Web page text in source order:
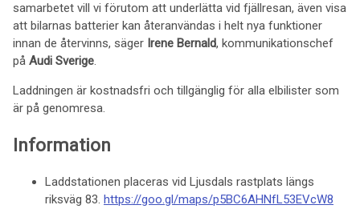
samarbetet vill vi förutom att underlätta vid fjällresan, även visa
att bilarnas batterier kan återanvändas i helt nya funktioner
innan de återvinns, säger Irene Bernald, kommunikationschef
på Audi Sverige.
Laddningen är kostnadsfri och tillgänglig för alla elbilister som
är på genomresa.
Information
Laddstationen placeras vid Ljusdals rastplats längs
riksväg 83. https://goo.gl/maps/p5BC6AHNfL53EVcW8